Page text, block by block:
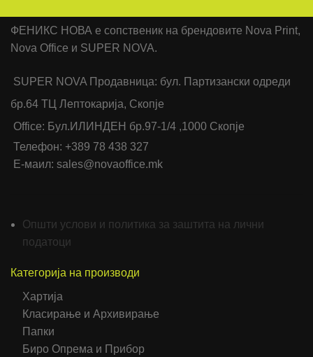
ФЕНИКС НОВА е сопственик на брендовите Nova Print,
Nova Office и SUPER NOVA.
SUPER NOVA Продавница: бул. Партизански одреди
бр.64 ТЦ Лептокарија, Скопје
Office: Бул.ИЛИНДЕН бр.97-1/4 ,1000 Скопје
Телефон: +389 78 438 327
Е-маил: sales@novaoffice.mk
Општи услови и политика за заштита на лични
податоци
Категорија на производи
Хартија
Класирање и Архивирање
Папки
Биро Опрема и Прибор